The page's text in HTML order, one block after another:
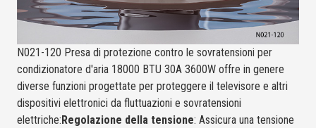
N021-120 Presa di protezione contro le sovratensioni per
condizionatore d'aria 18000 BTU 30A 3600W offre in genere
diverse funzioni progettate per proteggere il televisore e altri
dispositivi elettronici da fluttuazioni e sovratensioni
elettriche: Regolazione della tensione: Assicura una tensione